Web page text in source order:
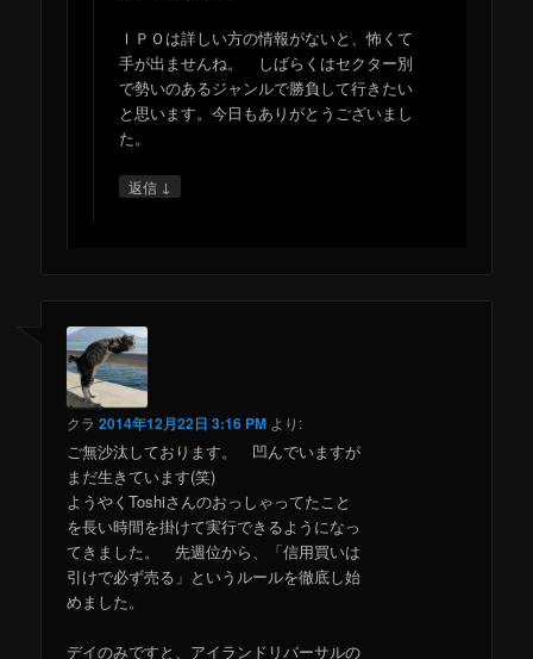
ＩＰＯは詳しい方の情報がないと、怖くて
手が出ませんね。 しばらくはセクター別
で勢いのあるジャンルで勝負して行きたい
と思います。今日もありがとうございまし
た。
返信 ↓
クラ 2014年12月22日 3:16 PM より:
ご無沙汰しております。 凹んでいますが
まだ生きています(笑)
ようやくToshiさんのおっしゃってたこと
を長い時間を掛けて実行できるようになっ
てきました。 先週位から、「信用買いは
引けで必ず売る」というルールを徹底し始
めました。
デイのみですと、アイランドリバーサルの